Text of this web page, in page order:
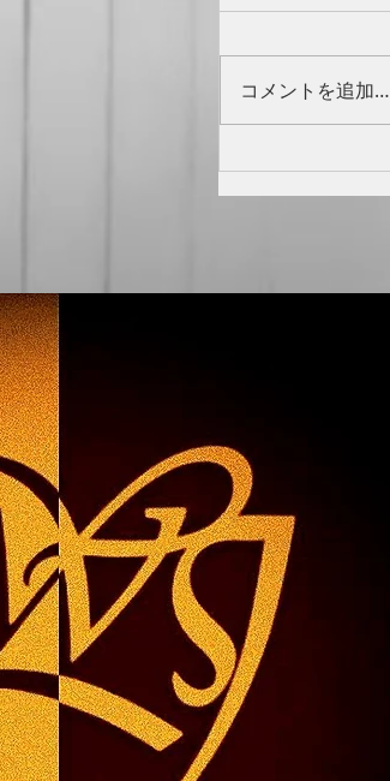
お知らせ
コメントを追加…